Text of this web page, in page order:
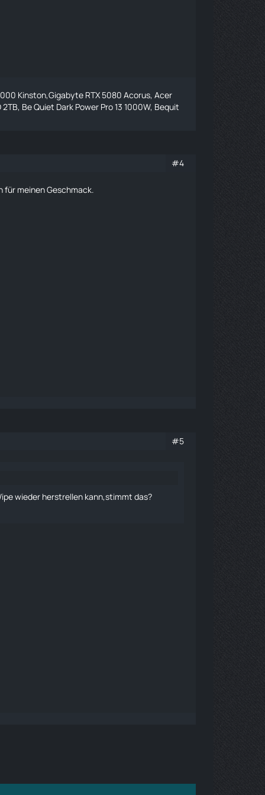
Kinston,Gigabyte RTX 5080 Acorus, Acer
Be Quiet Dark Power Pro 13 1000W, Bequit
#4
für meinen Geschmack.
#5
wieder herstrellen kann,stimmt das?